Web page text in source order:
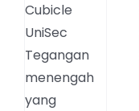
Cubicle
UniSec
Tegangan
menengah
yang